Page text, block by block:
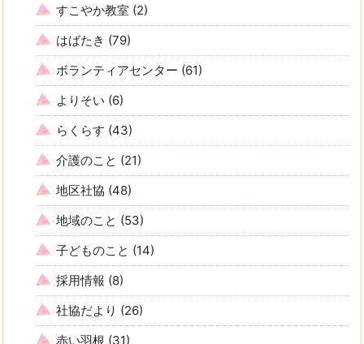
すこやか教室 (2)
はばたき (79)
ボランティアセンター (61)
よりそい (6)
らくらす (43)
介護のこと (21)
地区社協 (48)
地域のこと (53)
子どものこと (14)
採用情報 (8)
社協だより (26)
赤い羽根 (31)